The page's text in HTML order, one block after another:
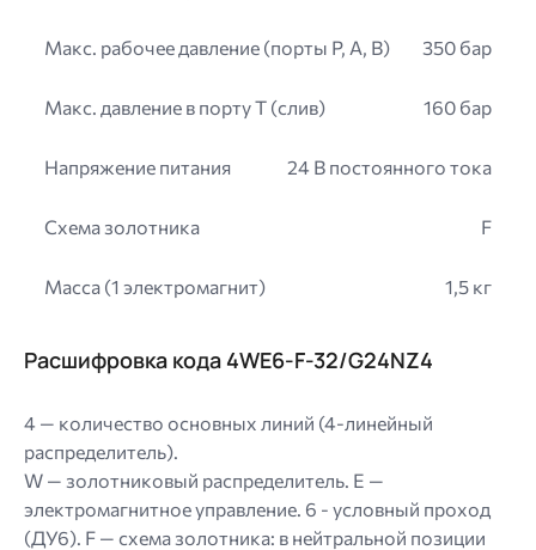
Макс. рабочее давление (порты P, A, B) 350 бар
Макс. давление в порту T (слив) 160 бар
Напряжение питания 24 В постоянного тока
Схема золотника F
Масса (1 электромагнит) 1,5 кг
Расшифровка кода 4WE6-F-32/G24NZ4
4 — количество основных линий (4-линейный
распределитель).
W — золотниковый распределитель. E —
электромагнитное управление. 6 - условный проход
(ДУ6). F — схема золотника: в нейтральной позиции